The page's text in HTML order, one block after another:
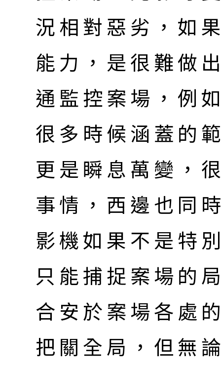
況相對惡劣，如
能力，是很難做
通監控案場，例
很多時候涵蓋的
更是瞬息萬變，
事情，西邊也同
影機如果不是特
只能捕捉案場的
合安於案場各處
把關全局，但無